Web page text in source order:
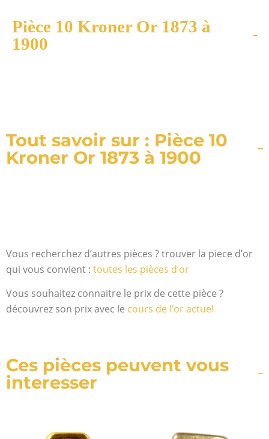
Pièce 10 Kroner Or 1873 à
1900
Tout savoir sur : Pièce 10
Kroner Or 1873 à 1900
Vous recherchez d’autres pièces ? trouver la piece d’or
qui vous convient : toutes les pièces d’or
Vous souhaitez connaitre le prix de cette pièce ?
découvrez son prix avec le cours de l’or actuel
Ces pièces peuvent vous
interesser